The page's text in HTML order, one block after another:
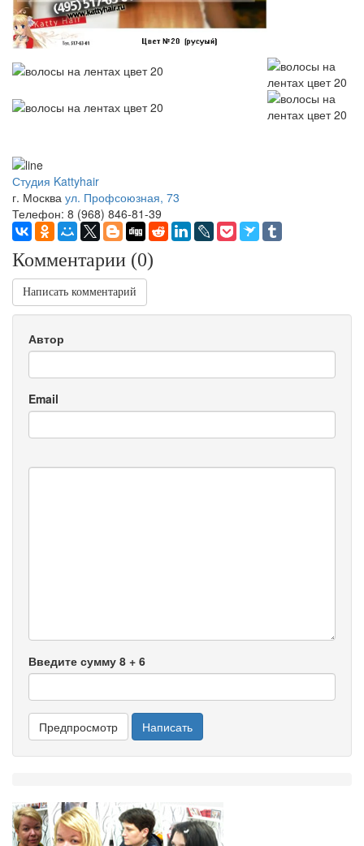
Студия Kattyhair
г. Москва ул. Профсоюзная, 73
Телефон: 8 (968) 846-81-39
Комментарии (0)
Написать комментарий
Автор
Email
Введите сумму 8 + 6